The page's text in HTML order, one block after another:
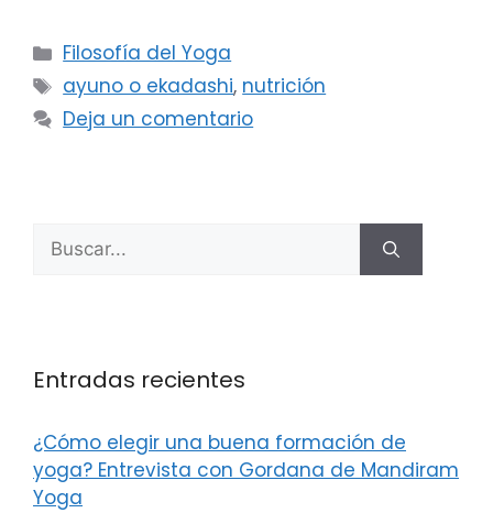
Filosofía del Yoga
ayuno o ekadashi, nutrición
Deja un comentario
Entradas recientes
¿Cómo elegir una buena formación de
yoga? Entrevista con Gordana de Mandiram
Yoga